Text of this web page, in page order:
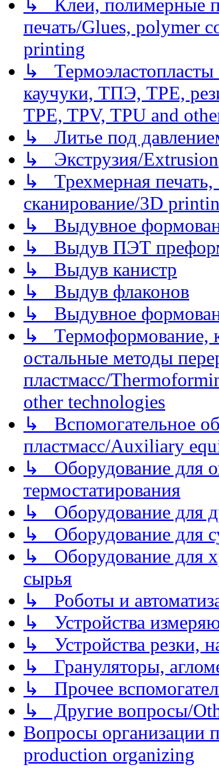
↳ Клеи, полимерные
печать/Glues, polymer
printing
↳
каучуки, ТПЭ, TPE,
TPE, TPV, TPU and
↳ Литье под
↳ Экструзия/Extrusion
↳ Трехмерная
сканирование/3D
↳ Выдувное
↳ Выдув ПЭТ
↳ Выдув канистр
↳ Выдув флаконов
↳ Выдувное
↳ Термоформование,
остальные методы
пластмасс/
other technologies
↳ Вспомогательное
пластмасс/Auxiliary
↳ Оборудование для
термостатирования
↳ Оборудование для
↳ Оборудование для
↳ Оборудование для
сырья
↳ Роботы и
↳ Устройства
↳ Устройства резки,
↳ Грануляторы,
↳ Прочее
↳ Другие вопросы/
Вопросы организации
production organizing